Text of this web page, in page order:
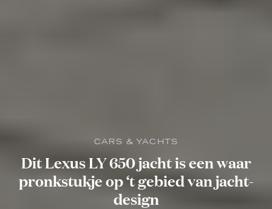
CARS & YACHTS
Dit Lexus LY 650 jacht is een waar
pronkstukje op ‘t gebied van jacht-
design